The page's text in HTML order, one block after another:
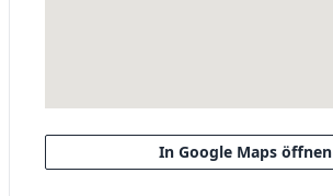
In Google Maps öffnen